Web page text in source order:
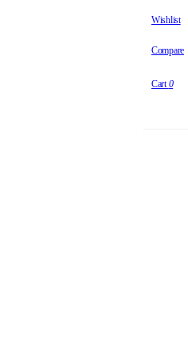
Wishlist
Compare
Cart 0